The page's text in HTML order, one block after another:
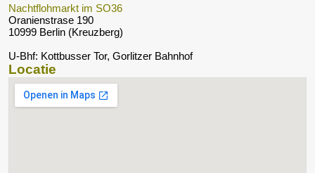
Nachtflohmarkt im SO36
Oranienstrase 190
10999 Berlin (Kreuzberg)
U-Bhf: Kottbusser Tor, Gorlitzer Bahnhof
Locatie